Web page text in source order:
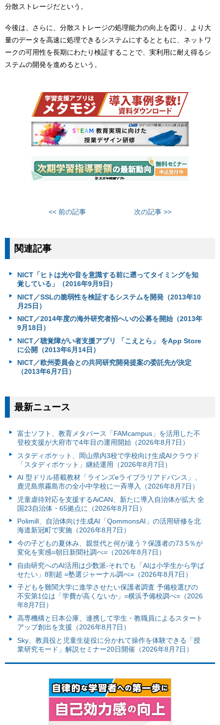
分散ストレージだという。
今後は、さらに、分散ストレージの処理能力の向上を図り、より大
量のデータを高速に処理できるシステムにするとともに、ネットワ
ークの可用性を長期にわたり検証することで、実利用に耐え得るシ
ステムの開発を進めるという。
<< 前の記事 次の記事 >>
関連記事
NICT「ヒトは光や音を意識する前に遡ってタイミングを知
覚している」（2016年9月9日）
NICT／SSLの脆弱性を検証するシステムを開発（2013年10
月25日）
NICT／2014年度の海外研究者招へいの公募を開始（2013年
9月18日）
NICT／聴覚障がい者支援アプリ 「こえとら」 をApp Store
に公開（2013年6月14日）
NICT／欧州委員会との共同研究開発提案の委託先が決定
（2013年6月7日）
最新ニュース
富⼠ソフト、教育メタバース「FAMcampus」を活用した不
登校支援が大府市で4年目の運用開始（2026年8月7日）
スタディポケット、岡山県内3校で学校向け生成AIクラウド
「スタディポケット」継続運用（2026年8月7日）
AI 型ドリル搭載教材「ラインズeライブラリアドバンス」、
鹿児島県霧島市の全小中学校に一斉導入（2026年8月7日）
児童虐待対応を支援するAiCAN、新たに導入自治体が拡大 全
国23自治体・65拠点に（2026年8月7日）
Polimill、自治体向け生成AI「QommonsAI」の活用研修を北
海道新冠町で実施（2026年8月7日）
今の子どもの夏休み、親世代と何が違う？保護者の73.5％が
変化を実感=朝日新聞社調べ=（2026年8月7日）
自由研究へのAI活用は少数派-それでも「AIは小学生から学ば
せたい」8割超 =塾選ジャーナル調べ=（2026年8月7日）
子どもを難関大学に進学させたい保護者調査 予備校選びの
不安第1位は「学費が高くないか」=横浜予備校調べ=（2026
年8月7日）
高専機構と日本公庫、連携して学生・教職員によるスタート
アップ創出を支援（2026年8月7日）
Sky、教員役と児童生徒役に分かれて操作を体験できる「授
業研究モード」解説セミナー20日開催（2026年8月7日）